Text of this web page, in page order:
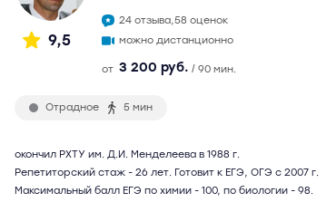
9,5
24 отзыва,58 оценок
можно дистанционно
от 3 200 руб. / 90 мин.
Отрадное 5 мин
окончил РХТУ им. Д.И. Менделеева в 1988 г.
Репетиторский стаж - 26 лет. Готовит к ЕГЭ, ОГЭ с 2007 г.
Максимальный балл ЕГЭ по химии - 100, по биологии - 98.